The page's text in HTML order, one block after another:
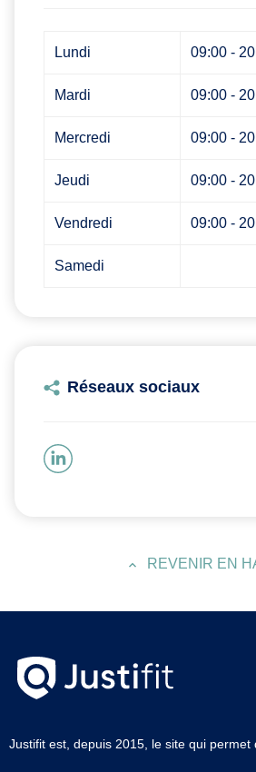
Lundi 09:00 -
Mardi 09:00 -
Mercredi 09:00 -
Jeudi 09:00 -
Vendredi 09:00 -
Samedi
Réseaux sociaux
REVENIR EN
Justifit est, depuis 2015, le site qui permet